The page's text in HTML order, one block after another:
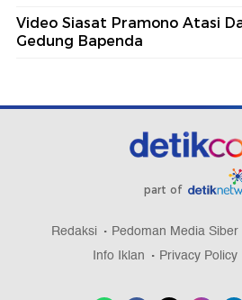
Video Siasat Pramono Atasi
Gedung Bapenda
part of
Redaksi Pedoman Media Siber
Info Iklan
Privacy Policy